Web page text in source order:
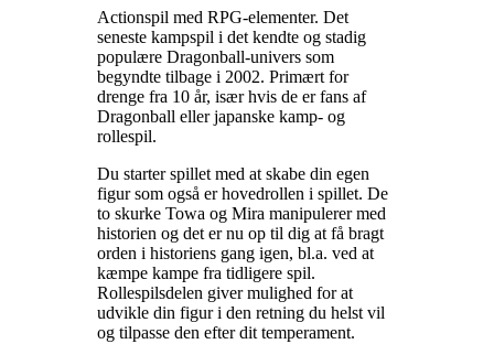
Actionspil med RPG-elementer. Det
seneste kampspil i det kendte og stadig
populære Dragonball-univers som
begyndte tilbage i 2002. Primært for
drenge fra 10 år, især hvis de er fans af
Dragonball eller japanske kamp- og
rollespil.
Du starter spillet med at skabe din egen
figur som også er hovedrollen i spillet. De
to skurke Towa og Mira manipulerer med
historien og det er nu op til dig at få bragt
orden i historiens gang igen, bl.a. ved at
kæmpe kampe fra tidligere spil.
Rollespilsdelen giver mulighed for at
udvikle din figur i den retning du helst vil
og tilpasse den efter dit temperament.